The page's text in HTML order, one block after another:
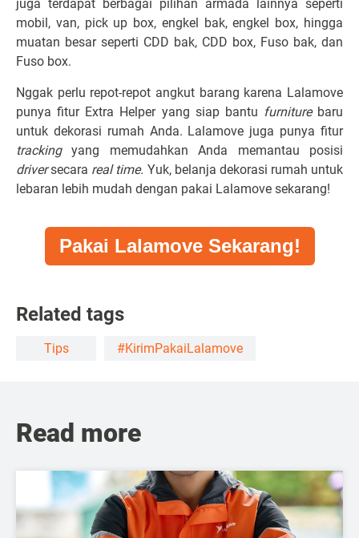
juga terdapat berbagai pilihan armada lainnya seperti
mobil, van, pick up box, engkel bak, engkel box, hingga
muatan besar seperti CDD bak, CDD box, Fuso bak, dan
Fuso box.
Nggak perlu repot-repot angkut barang karena Lalamove
punya fitur Extra Helper yang siap bantu furniture baru
untuk dekorasi rumah Anda. Lalamove juga punya fitur
trackingyang memudahkan Anda memantau posisi
driversecara real time. Yuk, belanja dekorasi rumah untuk
lebaran lebih mudah dengan pakai Lalamove sekarang!
Pakai Lalamove Sekarang!
Related tags
Tips #KirimPakaiLalamove
Read more